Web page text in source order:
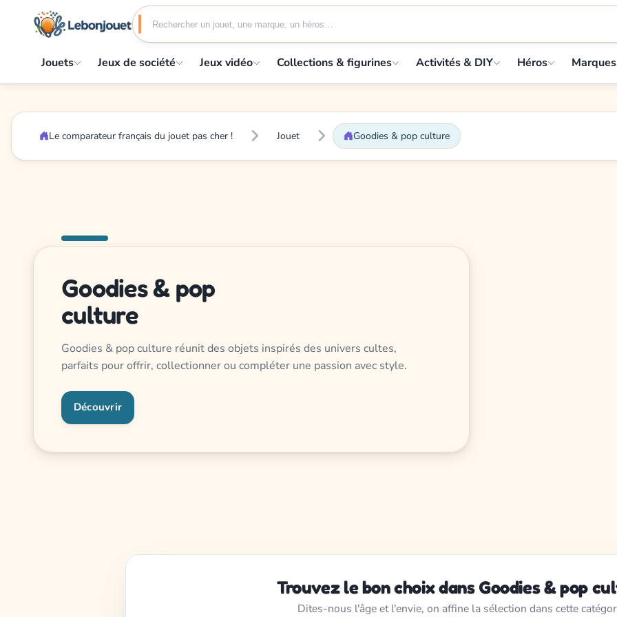
Jouets Jeux de société Jeux vidéo Collections & figurines Activités & DIY Héros Marques
Le comparateur français du jouet pas cher ! Jouet Goodies & pop culture
Goodies & pop
culture
Goodies & pop culture réunit des objets inspirés des univers cultes,
parfaits pour offrir, collectionner ou compléter une passion avec style.
Découvrir
Trouvez le bon choix dans Goodies & pop
Dites-nous l'âge et l'envie, on affine la sélection dans cette